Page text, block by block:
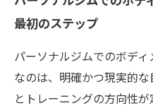
ィメイクの未来
最初のステップ
パーソナルジムでのボデ
なのは、明確かつ現実的
とトレーニングの方向性